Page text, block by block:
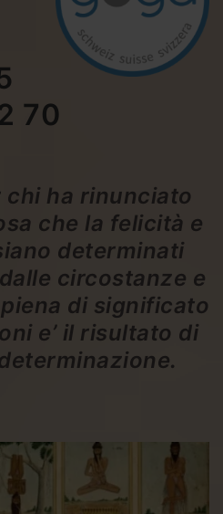
70
chi ha rinunciato
che la felicità e
determinati
circostanze e
di significato
e’ il risultato di